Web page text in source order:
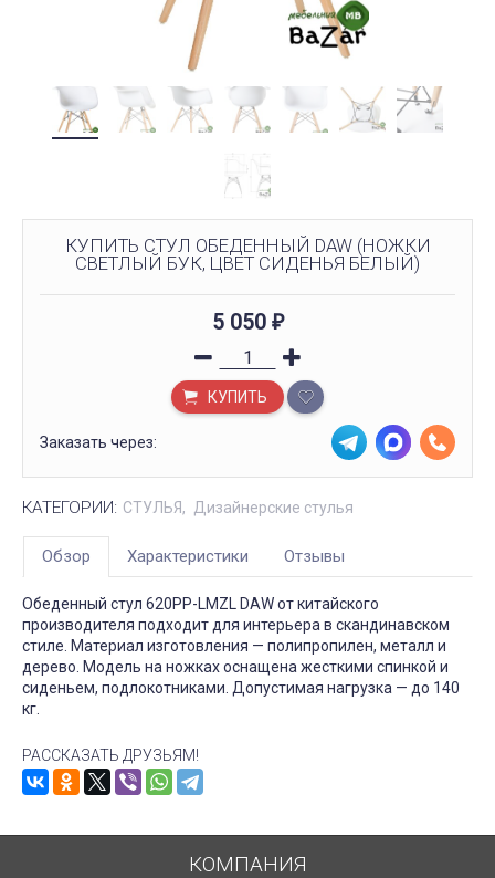
КУПИТЬ СТУЛ ОБЕДЕННЫЙ DAW (НОЖКИ
СВЕТЛЫЙ БУК, ЦВЕТ СИДЕНЬЯ БЕЛЫЙ)
5 050 ₽
КУПИТЬ
Заказать через:
КАТЕГОРИИ: СТУЛЬЯ Дизайнерские стулья
Обзор Характеристики Отзывы
Обеденный стул 620PP-LMZL DAW от китайского
производителя подходит для интерьера в скандинавском
стиле. Материал изготовления — полипропилен, металл и
дерево. Модель на ножках оснащена жесткими спинкой и
сиденьем, подлокотниками. Допустимая нагрузка — до 140
кг.
РАССКАЗАТЬ ДРУЗЬЯМ!
КОМПАНИЯ